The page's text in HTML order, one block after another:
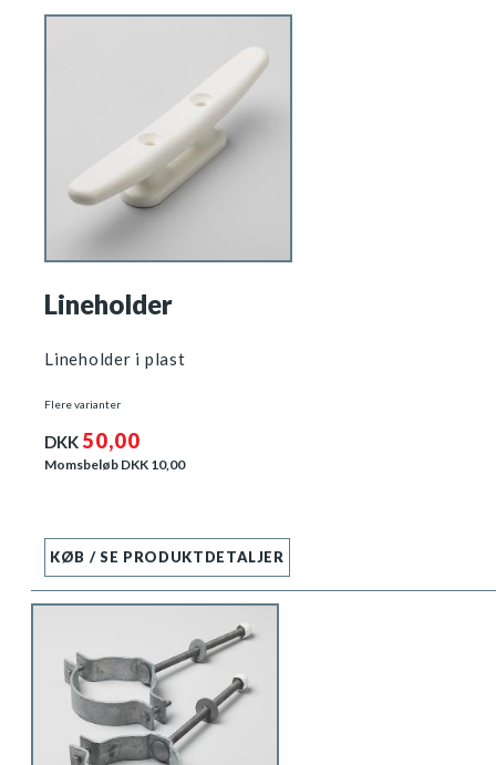
Lineholder
Lineholder i plast
Flere varianter
DKK 50,00
Momsbeløb DKK 10,00
KØB / SE PRODUKTDETALJER